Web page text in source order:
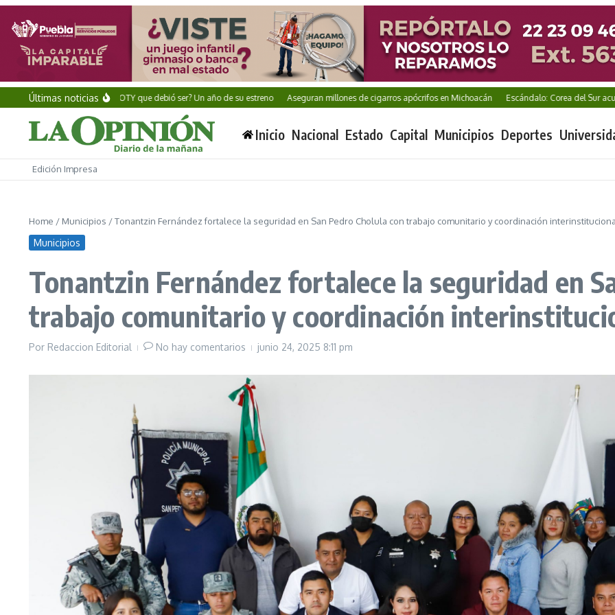
Saltar al contenido
Últimas noticias
Alan Wake II: ¿El GOTY que debió ser? Un año de su estreno Aseguran millones de cigarros apócrifos en Michoacán Escándalo: Corea del Sur
Inicio Nacional Estado Capital Municipios Deportes
Edición Impresa
Home / Municipios /Tonantzin Fernández fortalece la seguridad en San Pedro Cholula con trabajo comunitario y coordinación
Municipios
Tonantzin Fernández fortalece la seguridad en
trabajo comunitario y coordinación
Por Redaccion Editorial No hay comentarios junio 24, 2025 8:11 pm